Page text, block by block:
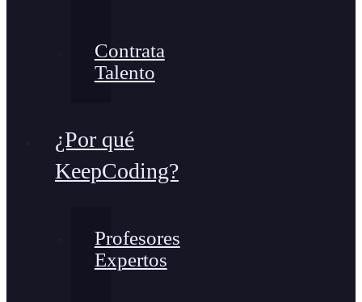
Contrata
Talento
¿Por qué
KeepCoding?
Profesores
Expertos